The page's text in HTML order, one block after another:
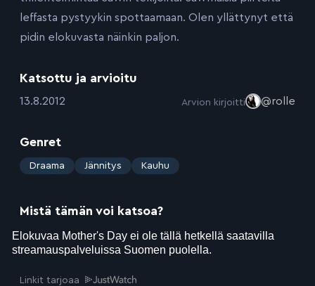
leffasta pystyykin spottaamaan. Olen yllättynyt että
pidin elokuvasta näinkin paljon.
Katsottu ja arvioitu
:13.8.2012 Arvion kirjoitti @rolle
Genret
: Draama Jännitys Kauhu
Mistä tämän voi katsoa?
Linkit tarjoaa